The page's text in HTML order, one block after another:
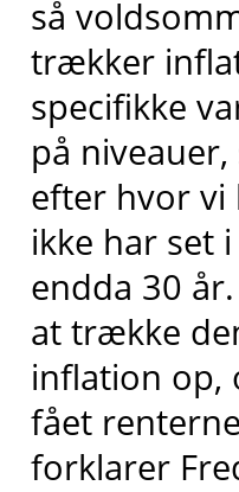
så
trækker
specifikke
på
efter hvor vi
ikke har set
endda 30
at trække
inflation op,
fået
forklarer